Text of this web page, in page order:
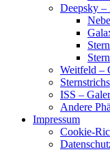
Deepsky –
Weitfeld –
ISS –
Andere
Impressum
Cookie-